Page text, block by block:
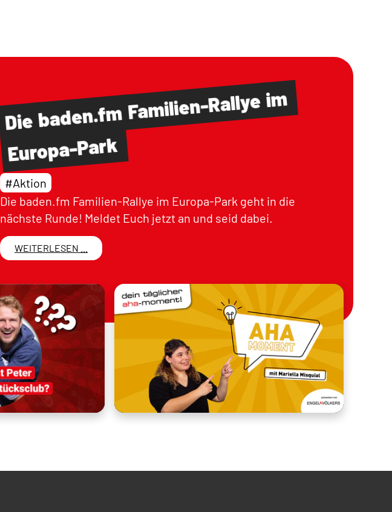
Die baden.fmFamilien-Rallyeim
Europa-Park
#Aktion
Die baden.fm Familien-Rallye im Europa-Park geht in die
nächste Runde! Meldet Euch jetzt an und seid dabei.
WEITERLESEN ...